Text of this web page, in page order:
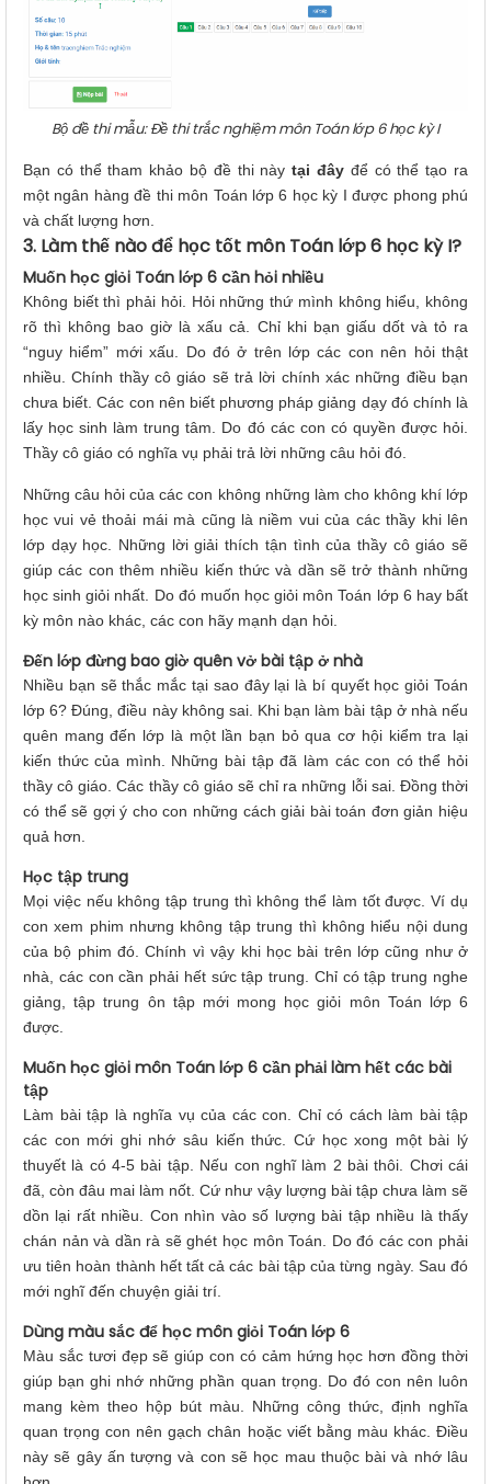
Bộ đề thi mẫu: Đề thi trắc nghiệm môn Toán lớp 6 học kỳ I
Bạn có thể tham khảo bộ đề thi nàytại đây để có thể tạo ra
một ngân hàng đề thi môn Toán lớp 6 học kỳ I được phong phú
và chất lượng hơn.
3. Làm thế nào để học tốt môn Toán lớp 6 học kỳ I?
Muốn học giỏi Toán lớp 6 cần hỏi nhiều
Không biết thì phải hỏi. Hỏi những thứ mình không hiểu, không
rõ thì không bao giờ là xấu cả. Chỉ khi bạn giấu dốt và tỏ ra
“nguy hiểm” mới xấu. Do đó ở trên lớp các con nên hỏi thật
nhiều. Chính thầy cô giáo sẽ trả lời chính xác những điều bạn
chưa biết. Các con nên biết phương pháp giảng dạy đó chính là
lấy học sinh làm trung tâm. Do đó các con có quyền được hỏi.
Thầy cô giáo có nghĩa vụ phải trả lời những câu hỏi đó.
Những câu hỏi của các con không những làm cho không khí lớp
học vui vẻ thoải mái mà cũng là niềm vui của các thầy khi lên
lớp dạy học. Những lời giải thích tận tình của thầy cô giáo sẽ
giúp các con thêm nhiều kiến thức và dần sẽ trở thành những
học sinh giỏi nhất. Do đó muốn học giỏi môn Toán lớp 6 hay bất
kỳ môn nào khác, các con hãy mạnh dạn hỏi.
Đến lớp đừng bao giờ quên vở bài tập ở nhà
Nhiều bạn sẽ thắc mắc tại sao đây lại là bí quyết học giỏi Toán
lớp 6? Đúng, điều này không sai. Khi bạn làm bài tập ở nhà nếu
quên mang đến lớp là một lần bạn bỏ qua cơ hội kiểm tra lại
kiến thức của mình. Những bài tập đã làm các con có thể hỏi
thầy cô giáo. Các thầy cô giáo sẽ chỉ ra những lỗi sai. Đồng thời
có thể sẽ gợi ý cho con những cách giải bài toán đơn giản hiệu
quả hơn.
Học tập trung
Mọi việc nếu không tập trung thì không thể làm tốt được. Ví dụ
con xem phim nhưng không tập trung thì không hiểu nội dung
của bộ phim đó. Chính vì vậy khi học bài trên lớp cũng như ở
nhà, các con cần phải hết sức tập trung. Chỉ có tập trung nghe
giảng, tập trung ôn tập mới mong học giỏi môn Toán lớp 6
được.
Muốn học giỏi môn Toán lớp 6 cần phải làm hết các bài
tập
Làm bài tập là nghĩa vụ của các con. Chỉ có cách làm bài tập
các con mới ghi nhớ sâu kiến thức. Cứ học xong một bài lý
thuyết là có 4-5 bài tập. Nếu con nghĩ làm 2 bài thôi. Chơi cái
đã, còn đâu mai làm nốt. Cứ như vậy lượng bài tập chưa làm sẽ
dồn lại rất nhiều. Con nhìn vào số lượng bài tập nhiều là thấy
chán nản và dần rà sẽ ghét học môn Toán. Do đó các con phải
ưu tiên hoàn thành hết tất cả các bài tập của từng ngày. Sau đó
mới nghĩ đến chuyện giải trí.
Dùng màu sắc để học môn giỏi Toán lớp 6
Màu sắc tươi đẹp sẽ giúp con có cảm hứng học hơn đồng thời
giúp bạn ghi nhớ những phần quan trọng. Do đó con nên luôn
mang kèm theo hộp bút màu. Những công thức, định nghĩa
quan trọng con nên gạch chân hoặc viết bằng màu khác. Điều
này sẽ gây ấn tượng và con sẽ học mau thuộc bài và nhớ lâu